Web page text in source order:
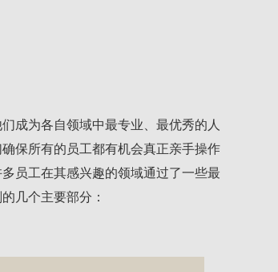
成为各自领域中最专业、最优秀的人
保所有的员工都有机会真正亲手操作
员工在其感兴趣的领域通过了一些最
几个主要部分：